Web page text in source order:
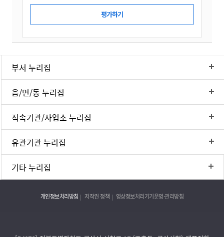
부서 누리집
읍/면/동 누리집
직속기관/사업소 누리집
유관기관 누리집
기타 누리집
개인정보처리방침 저작권 정책 영상정보처리기기운영·관리방침